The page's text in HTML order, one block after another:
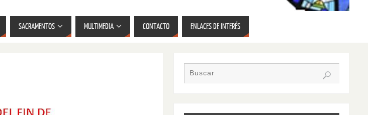
SACRAMENTOS MULTIMEDIA CONTACTO ENLACES DE INTERÉS